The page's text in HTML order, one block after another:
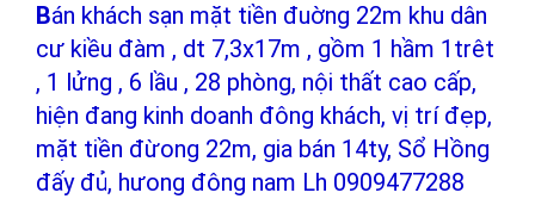
Bán khách sạn mặt tiền đuờng 22m khu dân
cư kiều đàm , dt 7,3x17m , gồm 1 hầm 1trêt
, 1 lửng , 6 lầu , 28 phòng, nội thất cao cấp,
hiện đang kinh doanh đông khách, vị trí đẹp,
mặt tiền đừong 22m, gia bán 14ty, Sổ Hồng
đấy đủ, hưong đông nam Lh 0909477288